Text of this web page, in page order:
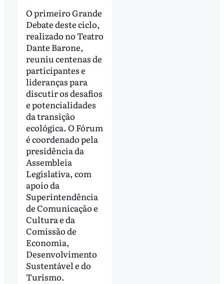
O primeiro Grande
Debate deste ciclo,
realizado no Teatro
Dante Barone,
reuniu centenas de
participantes e
lideranças para
discutir os desafios
e potencialidades
da transição
ecológica. O Fórum
é coordenado pela
presidência da
Assembleia
Legislativa, com
apoio da
Superintendência
de Comunicação e
Cultura e da
Comissão de
Economia,
Desenvolvimento
Sustentável e do
Turismo.